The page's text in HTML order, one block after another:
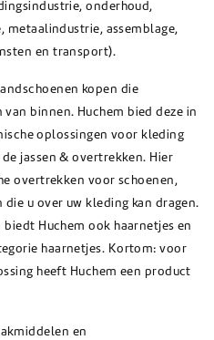
onderhoud,
metaalindustrie, assemblage,
en transport).
kopen die
binnen. Huchem bied deze in
oplossingen voor kleding
jassen & overtrekken. Hier
overtrekken voor schoenen,
u over uw kleding kan dragen.
Huchem ook haarnetjes en
haarnetjes. Kortom: voor
heeft Huchem een product
en